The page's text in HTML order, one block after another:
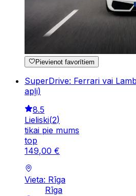
Pievienot favorītiem
SuperDrive: Ferrari vai
apļi)
8.5
Lieliski(2)
tikai pie mums
top
149,00 €
Vieta: Rīga
Rīga